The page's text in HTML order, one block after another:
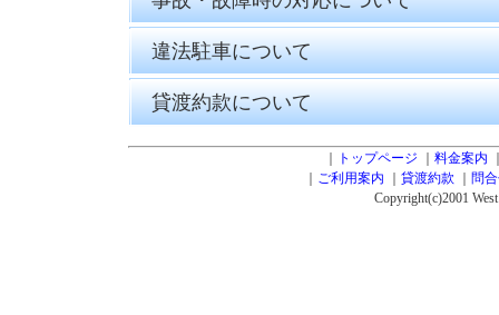
違法駐車について
貸渡約款について